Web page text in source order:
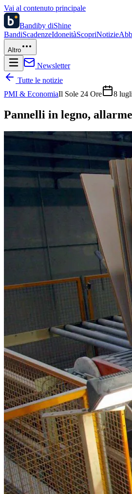
Vai al contenuto principale
Bandiby diShine
BandiScadenzeIdoneitàScopriNotizie
Altro
Newsletter
Tutte le notizie
PMI & EconomiaIl Sole 24 Ore 8
Pannelli in legno,